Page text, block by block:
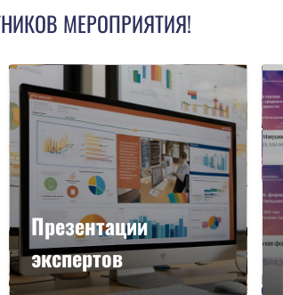
МЕРОПРИЯТИЯ!
Презентации
экспертов